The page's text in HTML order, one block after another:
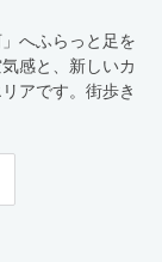
へふらっと足を
感と、新しいカ
アです。街歩き